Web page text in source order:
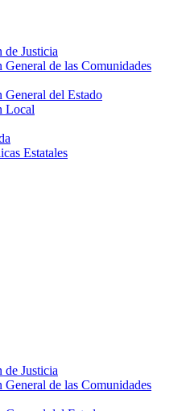
Justicia
de las Comunidades
del Estado
Local
Estatales
Justicia
de las Comunidades